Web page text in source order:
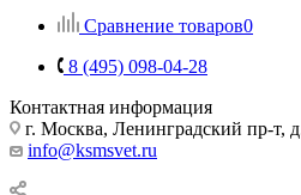
Сравнение товаров0
8 (495) 098-04-28
Контактная информация
г. Москва, Ленинградский пр-т,
info@ksmsvet.ru